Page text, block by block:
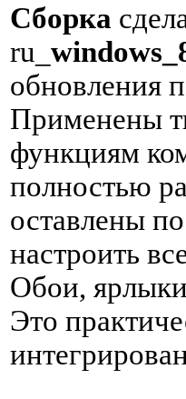
Сборка
ru_
обновления
Применены
функциям
полностью
оставлены
настроить
Обои,
Это